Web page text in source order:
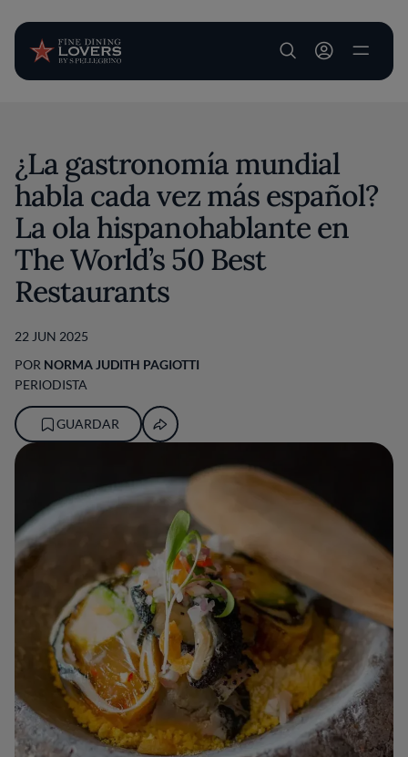
User account
¿La gastronomía mundial
habla cada vez más español?
La ola hispanohablante en
The World’s 50 Best
Restaurants
22 JUN 2025
POR NORMA JUDITH PAGIOTTI
PERIODISTA
GUARDAR